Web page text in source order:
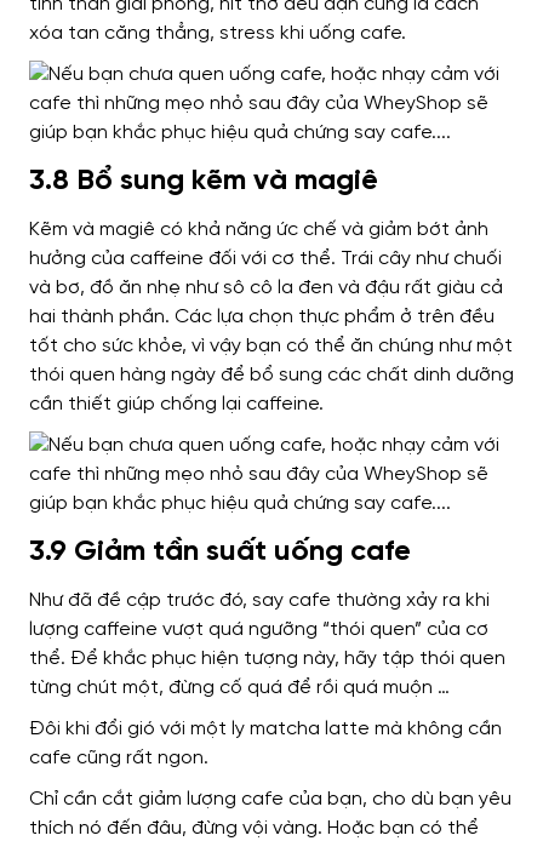
tinh thần giải phóng, hít thở đều đặn cũng là cách
xóa tan căng thẳng, stress khi uống cafe.
3.8 Bổ sung kẽm và magiê
Kẽm và magiê có khả năng ức chế và giảm bớt ảnh
hưởng của caffeine đối với cơ thể. Trái cây như chuối
và bơ, đồ ăn nhẹ như sô cô la đen và đậu rất giàu cả
hai thành phần. Các lựa chọn thực phẩm ở trên đều
tốt cho sức khỏe, vì vậy bạn có thể ăn chúng như một
thói quen hàng ngày để bổ sung các chất dinh dưỡng
cần thiết giúp chống lại caffeine.
3.9 Giảm tần suất uống cafe
Như đã đề cập trước đó, say cafe thường xảy ra khi
lượng caffeine vượt quá ngưỡng “thói quen” của cơ
thể. Để khắc phục hiện tượng này, hãy tập thói quen
từng chút một, đừng cố quá để rồi quá muộn …
Đôi khi đổi gió với một ly matcha latte mà không cần
cafe cũng rất ngon.
Chỉ cần cắt giảm lượng cafe của bạn, cho dù bạn yêu
thích nó đến đâu, đừng vội vàng. Hoặc bạn có thể